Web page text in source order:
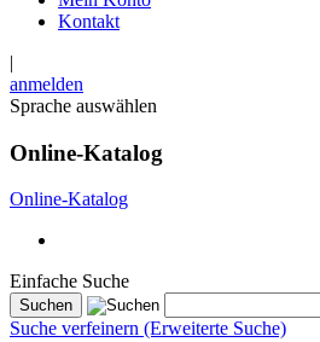
Kontakt
|
anmelden
Sprache auswählen
Online-Katalog
Online-Katalog
Einfache Suche
Suche verfeinern (Erweiterte Suche)